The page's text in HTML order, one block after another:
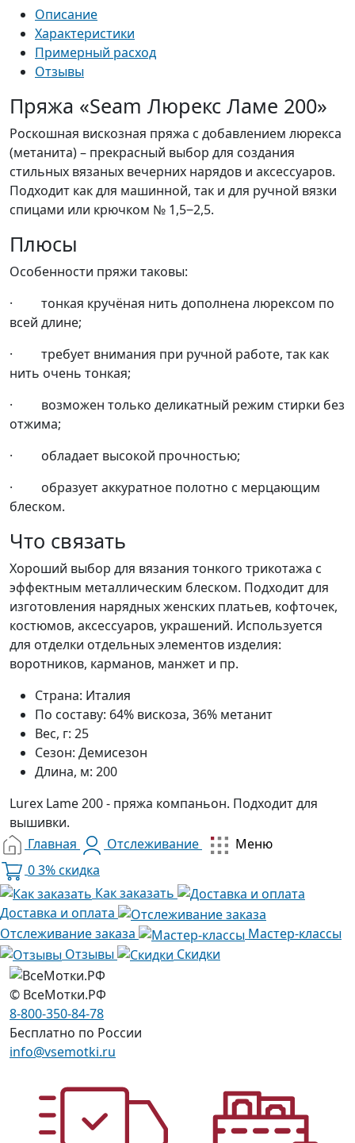
Описание
Характеристики
Примерный расход
Отзывы
Пряжа «Seam Люрекс Ламе 200»
Роскошная вискозная пряжа с добавлением люрекса
(метанита) – прекрасный выбор для создания
стильных вязаных вечерних нарядов и аксессуаров.
Подходит как для машинной, так и для ручной вязки
спицами или крючком № 1,5‒2,5.
Плюсы
Особенности пряжи таковы:
· тонкая кручёная нить дополнена люрексом по
всей длине;
· требует внимания при ручной работе, так как
нить очень тонкая;
· возможен только деликатный режим стирки без
отжима;
· обладает высокой прочностью;
· образует аккуратное полотно с мерцающим
блеском.
Что связать
Хороший выбор для вязания тонкого трикотажа с
эффектным металлическим блеском. Подходит для
изготовления нарядных женских платьев, кофточек,
костюмов, аксессуаров, украшений. Используется
для отделки отдельных элементов изделия:
воротников, карманов, манжет и пр.
Страна: Италия
По составу: 64% вискоза, 36% метанит
Вес, г: 25
Сезон: Демисезон
Длина, м: 200
Lurex Lame 200 - пряжа компаньон. Подходит для
вышивки.
Главная
Отслеживание
Меню
03% скидка
Как заказать
Доставка и оплата
Отслеживание заказа
Мастер-классы
Отзывы
Скидки
© ВсеМотки.РФ
8-800-350-84-78
Бесплатно по России
info@vsemotki.ru